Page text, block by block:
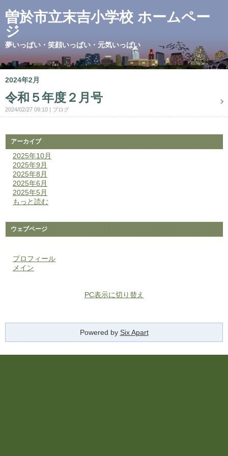
曽於市立末吉小学校 ホームペー
ジ
夢いっぱい・笑顔いっぱい・元気いっぱい
2024年2月
令和５年度２月号
2024/02/27 09:10 ブログ
アーカイブ
2025年10月
2025年9月
2025年8月
2025年6月
2025年5月
もっと読む
ウェブページ
プロフィール
メイン
PC表示に切り替え
Powered by Six Apart